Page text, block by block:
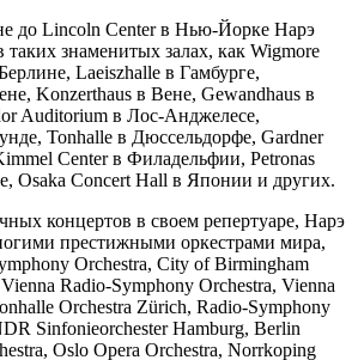
до Lincoln Center в Нью-Йорке Нарэ
таких знаменитых залах, как Wigmore
Laeiszhalle в Гамбурге,
Konzerthaus в Вене, Gewandhaus в
Auditorium в Лос-Анджелесе,
Tonhalle в Дюссельдорфе, Gardner
Center в Филадельфии, Petronas
Osaka Concert Hall в Японии и других.
концертов в своем репертуаре, Нарэ
престижными оркестрами мира,
Orchestra, City of Birmingham
Radio-Symphony Orchestra, Vienna
Orchestra Zürich, Radio-Symphony
Sinfonieorchester Hamburg, Berlin
Oslo Opera Orchestra, Norrkoping